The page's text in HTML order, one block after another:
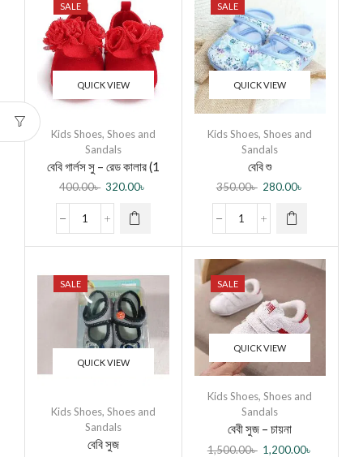
SALE
QUICK VIEW
Kids Shoes, Shoes and
Sandals
বেবি গার্লস সু – রেড কালার (1
pair)
400.00৳ 320.00৳
SALE
QUICK VIEW
Kids Shoes,Shoes and
Sandals
বেবি শু
350.00৳ 280.00৳
SALE
QUICK VIEW
Kids Shoes, Shoes and
Sandals
বেবি সুজ
SALE
QUICK VIEW
Kids Shoes,Shoes and
Sandals
বেবী সুজ – চায়না
1,500.00৳ 1,200.00৳